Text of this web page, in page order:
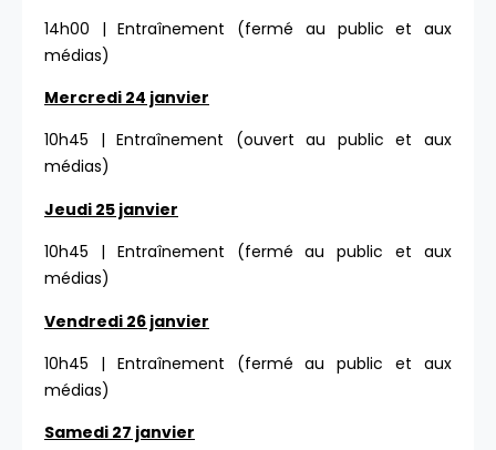
14h00 | Entraînement (fermé au public et aux
médias)
Mercredi 24 janvier
10h45 | Entraînement (ouvert au public et aux
médias)
Jeudi 25 janvier
10h45 | Entraînement (fermé au public et aux
médias)
Vendredi 26 janvier
10h45 | Entraînement (fermé au public et aux
médias)
Samedi 27 janvier